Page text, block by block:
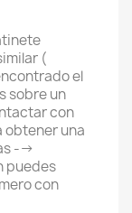
(
el
sobre un
con
obtener una
-->
puedes
con